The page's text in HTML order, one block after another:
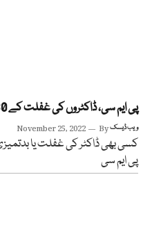
پی ایم سی، ڈاکٹروں کی غفلت کے 60 کیسز حل، 52 کو سزا
November 25, 2022 Byویب ڈیسک
کسی بھی ڈاکٹر کی غفلت یا
پی ایم سی